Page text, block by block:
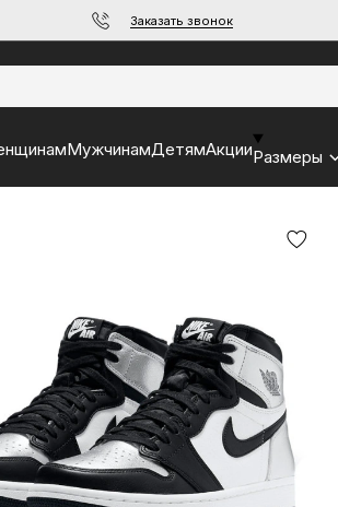
Заказать звонок
МужчинамДетямАкцииРазмеры